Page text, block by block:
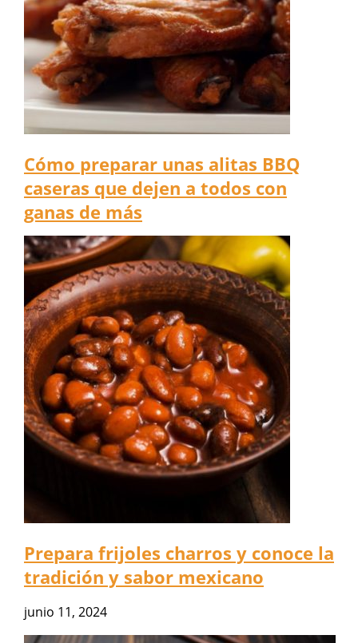
Cómo preparar unas alitas BBQ
caseras que dejen a todos con
ganas de más
Prepara frijoles charros y conoce la
tradición y sabor mexicano
junio 11, 2024